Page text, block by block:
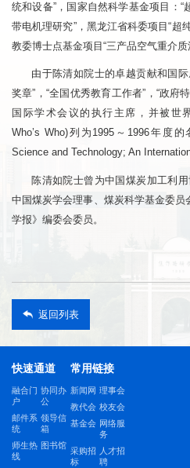
统和设备”，国家自然科学基金项目：
带电机理研究”，黑龙江省科委项目“超
教委博士点基金项目“三产品空气重介质
由于陈清如院士的卓越贡献和国
奖章”，“全国优秀教育工作者”，“政府
国际学术会议的执行主席，并被世
Who’s Who)列为1995～1996年度
Science and Technology; An
陈清如院士曾为中国煤炭加工利
中国煤炭学会理事、煤炭科学基金委
学报》编委会委员。
返回列表
快速通道
融合门
户
协同办
公
邮件系
统
领导信
箱
师生热
线
图书馆
常用链接
新闻网 理事会
教代会 校友会
基金会 网络服
务
采购招
标
人才招
聘